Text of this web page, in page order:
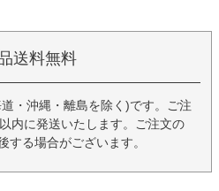
送料無料
・沖縄・離島を除く)です。ご注
内に発送いたします。ご注文の
する場合がございます。